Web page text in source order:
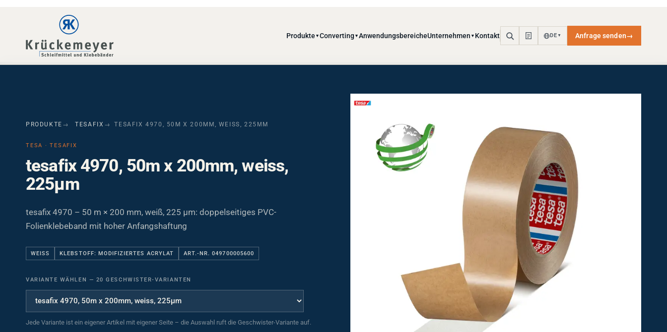
Kontakt DE
PRODUKTE TESAFIX TESAFIX 4970, 50M X 200MM, WEISS, 225ΜM
tesafix 4970, 50m x 200mm, weiss,
225µm
tesafix 4970 – 50 m × 200 mm, weiß, 225 µm: doppelseitiges PVC-
Folienklebeband mit hoher Anfangshaftung
VARIANTE WÄHLEN
Jede Variante ist ein eigener Artikel mit eigener Seite – die Auswahl ruft die Geschwister-Variante auf.